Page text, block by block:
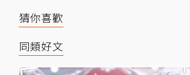
猜你喜歡
同類好文